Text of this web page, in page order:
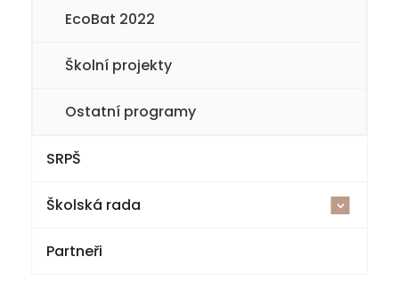
EcoBat 2022
Školní projekty
Ostatní programy
SRPŠ
Školská rada <
Volby
Partneři